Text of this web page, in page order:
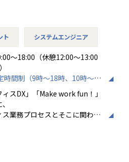
トを開拓する」
長していきたいと思っていた
い＞
プスの社風が分かる記事を掲載
ise.co.jp/
化は急務であるものの、大手・
状況です。
の支援戦略を中心に事業を展開
ERP領域でシェアNO.1を目指し
の業務標準化を狙っています。
トに応じて柔軟な働き方がで
入開発エンジニア
稼働および稼働後の保守対応ま
導入経験者優遇ですが、
エンジニア
稼働および稼働後の保守対応ま
してSpendia、Ci*X（サイクロ
ト システムエンジニア
～18:00（休憩12:00～13:00
時間制（9時～18時、10時～19
有無： 有（月平均10時間）
分
ィスDX」「Make work fun！」
ス業務プロセスとそこに関わる
上させることを使命としてい